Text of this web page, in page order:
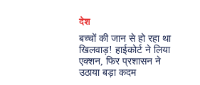
देश
बच्चों की जान से हो रहा था
खिलवाड़! हाईकोर्ट ने लिया
एक्शन, फिर प्रशासन ने
उठाया बड़ा कदम